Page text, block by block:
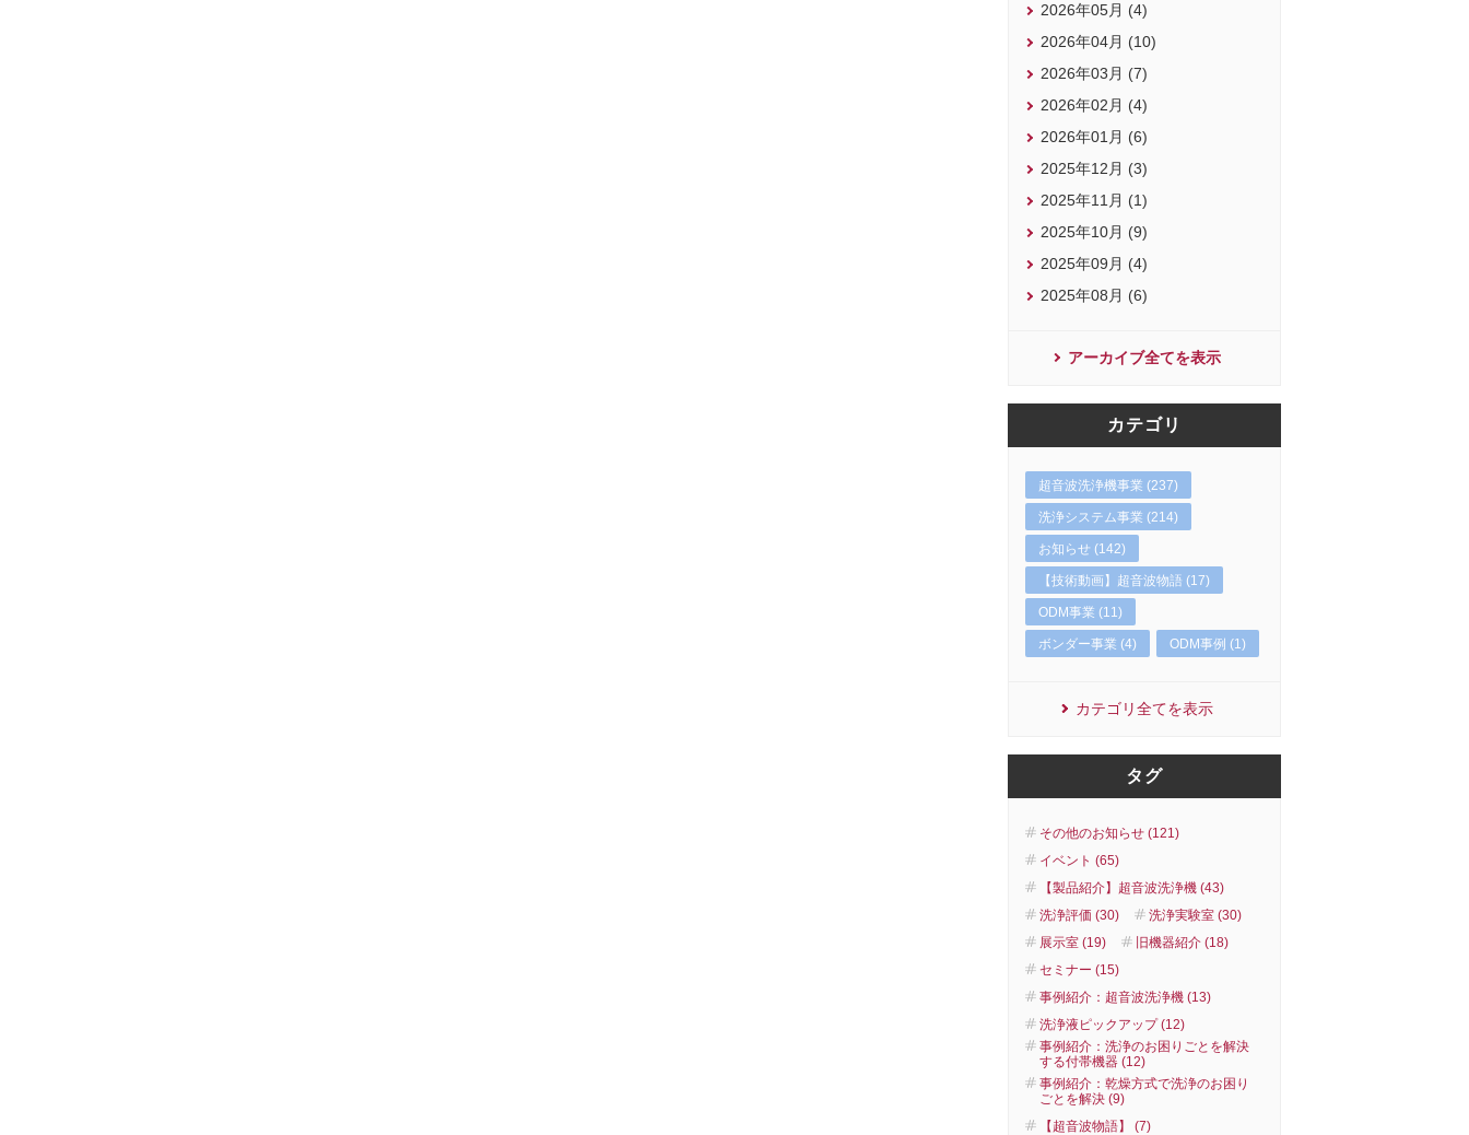
2026年05月 (4)
2026年04月 (10)
2026年03月 (7)
2026年02月 (4)
2026年01月 (6)
2025年12月 (3)
2025年11月 (1)
2025年10月 (9)
2025年09月 (4)
2025年08月 (6)
アーカイブ全てを表示
カテゴリ
超音波洗浄機事業 (237)
洗浄システム事業 (214)
お知らせ (142)
【技術動画】超音波物語 (17)
ODM事業 (11)
ボンダー事業 (4) ODM事例 (1)
カテゴリ全てを表示
タグ
その他のお知らせ (121)
イベント (65)
【製品紹介】超音波洗浄機 (43)
洗浄評価 (30)
洗浄実験室 (30)
展示室 (19)
旧機器紹介 (18)
セミナー (15)
事例紹介：超音波洗浄機 (13)
洗浄液ピックアップ (12)
事例紹介：洗浄のお困りごとを解決
する付帯機器 (12)
事例紹介：乾燥方式で洗浄のお困り
ごとを解決 (9)
【超音波物語】 (7)